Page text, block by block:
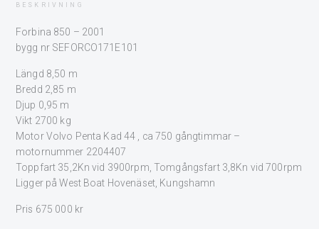
BESKRIVNING
Forbina 850 – 2001
bygg nr SEFORCO171E101
Längd 8,50 m
Bredd 2,85 m
Djup 0,95 m
Vikt 2700 kg
Motor Volvo Penta Kad 44 , ca 750 gångtimmar –
motornummer 2204407
Toppfart 35,2Kn vid 3900rpm, Tomgångsfart 3,8Kn vid 700rpm
Ligger på West Boat Hovenäset, Kungshamn
Pris 675 000 kr